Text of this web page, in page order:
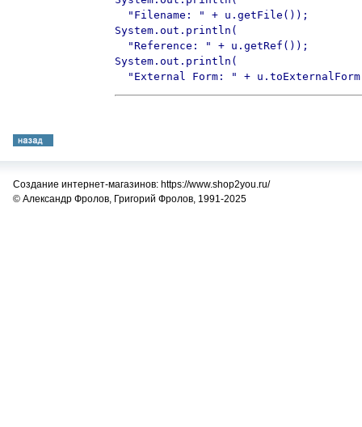
  "Filename: " + u.getFile());
System.out.println(
  "Reference: " + u.getRef());
System.out.println(
"External Form: " +
Создание интернет-магазинов: https://www.shop2you.ru/
© Александр Фролов, Григорий Фролов, 1991-2025